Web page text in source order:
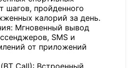
шагов, пройденного
калорий за день.
Мгновенный вывод
SMS и
от приложений